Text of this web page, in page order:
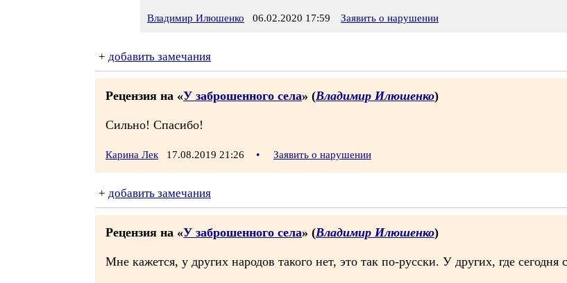
Владимир Илюшенко 06.02.2020 17:59 Заявить о нарушении
+ добавить замечания
Рецензия на «У заброшенного села» (Владимир Илюшенко)
Сильно! Спасибо!
Карина Лек 17.08.2019 21:26 • Заявить о нарушении
+ добавить замечания
Рецензия на «У заброшенного села» (Владимир Илюшенко)
Мне кажется, у других народов такого нет, это так по-русски. У других, где